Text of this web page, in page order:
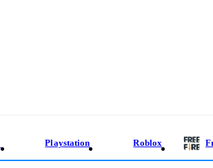
Playstation Roblox